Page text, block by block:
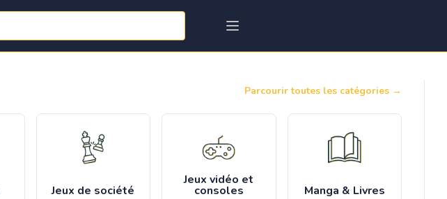
Parcourir toutes les catégories →
Jeux de société
Jeux vidéo et
consoles Manga & Livres